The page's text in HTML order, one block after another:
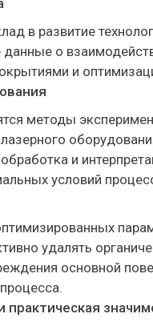
в развитие
о
и
методы
и
условий
удалять
основной
практическая